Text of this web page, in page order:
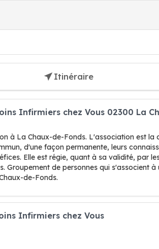
Itinéraire
Infirmiers chez Vous 02300 La
à La Chaux-de-Fonds. L'association est la
d'une façon permanente, leurs
Elle est régie, quant à sa validité, par
de personnes qui s'associent à
de-Fonds.
Infirmiers chez Vous